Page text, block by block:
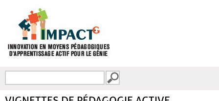
FORMULAIRE DE